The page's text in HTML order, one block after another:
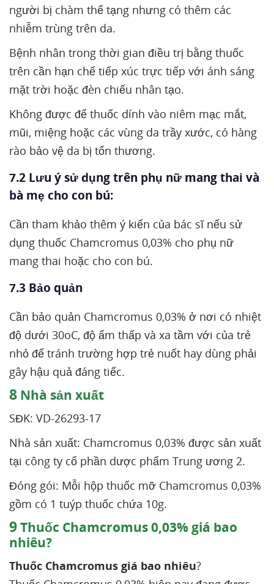
người bị chàm thể tạng nhưng có thêm các
nhiễm trùng trên da.
Bệnh nhân trong thời gian điều trị bằng thuốc
trên cần hạn chế tiếp xúc trực tiếp với ánh sáng
mặt trời hoặc đèn chiếu nhân tạo.
Không được để thuốc dính vào niêm mạc mắt,
mũi, miệng hoặc các vùng da trầy xước, có hàng
rào bảo vệ da bị tổn thương.
7.2 Lưu ý sử dụng trên phụ nữ mang thai và
bà mẹ cho con bú:
Cần tham khảo thêm ý kiến của bác sĩ nếu sử
dụng thuốc Chamcromus 0,03% cho phụ nữ
mang thai hoặc cho con bú.
7.3 Bảo quản
Cần bảo quản Chamcromus 0,03% ở nơi có nhiệt
độ dưới 30oC, độ ẩm thấp và xa tầm với của trẻ
nhỏ để tránh trường hợp trẻ nuốt hay dùng phải
gây hậu quả đáng tiếc.
8 Nhà sản xuất
SĐK: VD-26293-17
Nhà sản xuất: Chamcromus 0,03% được sản xuất
tại công ty cổ phần dược phẩm Trung ương 2.
Đóng gói: Mỗi hộp thuốc mỡ Chamcromus 0,03%
gồm có 1 tuýp thuốc chứa 10g.
9Thuốc Chamcromus 0,03% giá bao
nhiêu?
Thuốc Chamcromus giá bao nhiêu?